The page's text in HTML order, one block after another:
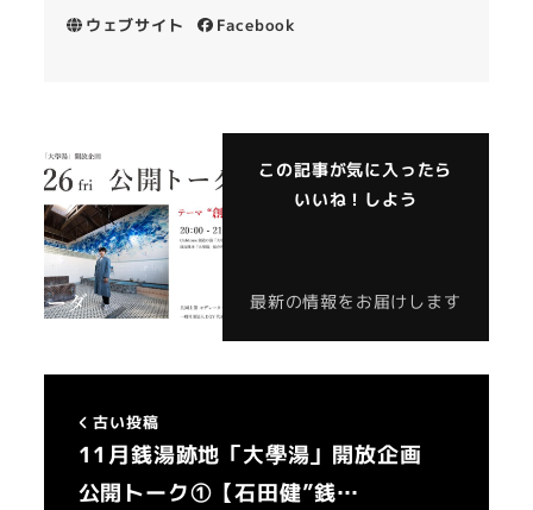
ウェブサイト Facebook
この記事が気に入ったら
いいね！しよう
最新の情報をお届けします
古い投稿
11月銭湯跡地「大學湯」開放企画
公開トーク①【石田健”銭…